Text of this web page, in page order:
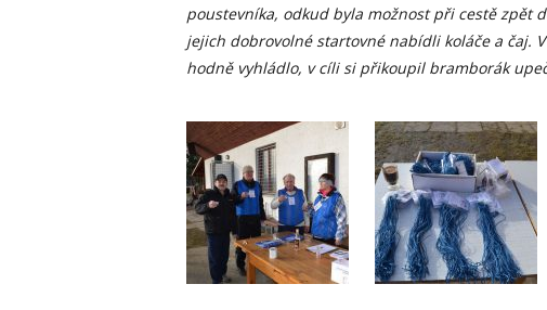
poustevníka, odkud byla možnost při cestě zpět
jejich dobrovolné startovné nabídli koláče a čaj.
hodně vyhládlo, v cíli si přikoupil bramborák